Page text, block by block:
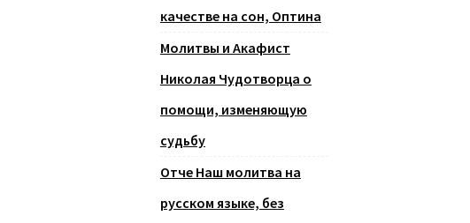
качестве на сон, Оптина
Молитвы и Акафист
Николая Чудотворца о
помощи, изменяющую
судьбу
Отче Наш молитва на
русском языке, без